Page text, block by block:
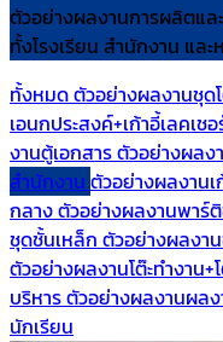
ตัวอย่างผลงานการผลิตแล
ทั้งโรงเรียน สำนักงาน แล
ทั้งหมดตัวอย่างผลงานชุด
เอนกประสงค์+เก้าอี้เลคเชอ
งานตู้เอกสารตัวอย่างผลง
สำนักงาน ตัวอย่างผลงานเ
กลางตัวอย่างผลงานพาร์
ชุดชั้นเหล็ก ตัวอย่างผลงาน
ตัวอย่างผลงานโต๊ะทำงาน+
บริหารตัวอย่างผลงานผล
นักเรียน